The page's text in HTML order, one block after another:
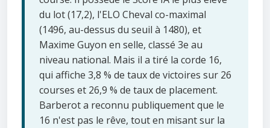
du lot (17,2), l'ELO Cheval co-maximal
(1496, au-dessus du seuil à 1480), et
Maxime Guyon en selle, classé 3e au
niveau national. Mais il a tiré la corde 16,
qui affiche 3,8 % de taux de victoires sur 26
courses et 26,9 % de taux de placement.
Barberot a reconnu publiquement que le
16 n'est pas le rêve, tout en misant sur la